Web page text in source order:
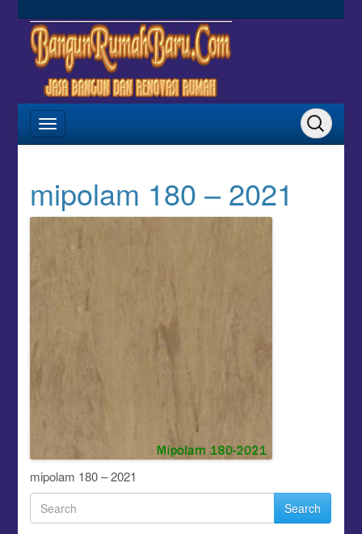
mipolam 180 – 2021
mipolam 180 – 2021
Search